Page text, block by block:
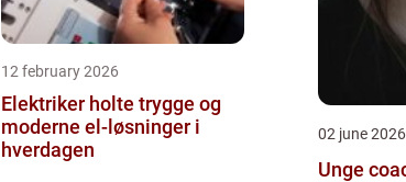
12 february 2026
Elektriker holte trygge og
moderne el-løsninger i
hverdagen
02 june 2026
Unge